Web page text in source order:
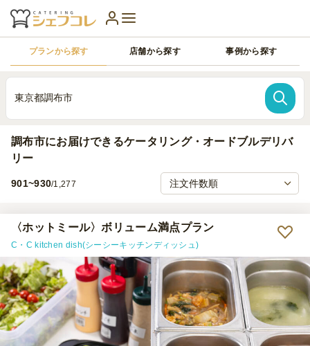
プランから探す 店舗から探す 事例から探す
東京都調布市
調布市にお届けできるケータリング・オードブルデリバ
リー
901~930/1,277
〈ホットミール〉ボリューム満点プラン
C・C kitchen dish(シーシーキッチンディッシュ)